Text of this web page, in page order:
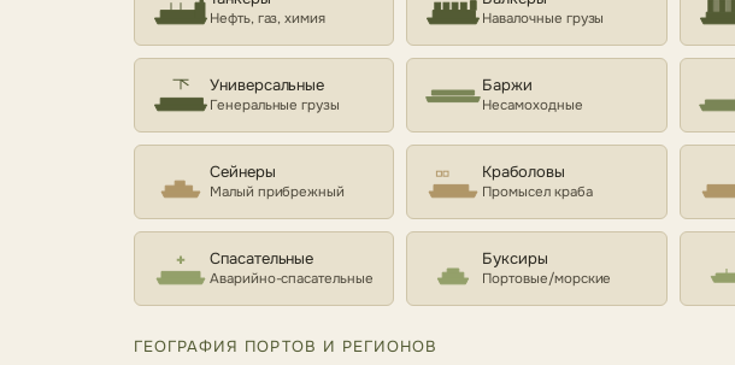
Нефть, газ, химия Навалочные грузы
Универсальные
Генеральные грузы
Баржи
Несамоходные
Сейнеры
Малый прибрежный
Краболовы
Промысел краба
Спасательные
Аварийно-спасательные
Буксиры
Портовые/морские
ГЕОГРАФИЯ ПОРТОВ И РЕГИОНОВ